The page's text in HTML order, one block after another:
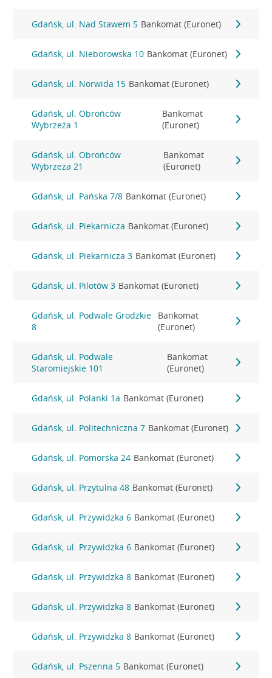
Gdańsk, ul. Nad Stawem 5 Bankomat (Euronet)
Gdańsk, ul. Nieborowska 10 Bankomat (Euronet)
Gdańsk, ul. Norwida 15 Bankomat (Euronet)
Gdańsk, ul. Obrońców
Wybrzeża 1
Bankomat
(Euronet)
Gdańsk, ul. Obrońców
Wybrzeża 21
Bankomat
(Euronet)
Gdańsk, ul. Pańska 7/8 Bankomat (Euronet)
Gdańsk, ul. Piekarnicza Bankomat (Euronet)
Gdańsk, ul. Piekarnicza 3 Bankomat (Euronet)
Gdańsk, ul. Pilotów 3 Bankomat (Euronet)
Gdańsk, ul. Podwale Grodzkie
8
Bankomat
(Euronet)
Gdańsk, ul. Podwale
Staromiejskie 101
Bankomat
(Euronet)
Gdańsk, ul. Polanki 1a Bankomat (Euronet)
Gdańsk, ul. Politechniczna 7 Bankomat (Euronet)
Gdańsk, ul. Pomorska 24 Bankomat (Euronet)
Gdańsk, ul. Przytulna 48 Bankomat (Euronet)
Gdańsk, ul. Przywidzka 6 Bankomat (Euronet)
Gdańsk, ul. Przywidzka 6 Bankomat (Euronet)
Gdańsk, ul. Przywidzka 8 Bankomat (Euronet)
Gdańsk, ul. Przywidzka 8 Bankomat (Euronet)
Gdańsk, ul. Przywidzka 8 Bankomat (Euronet)
Gdańsk, ul. Pszenna 5 Bankomat (Euronet)